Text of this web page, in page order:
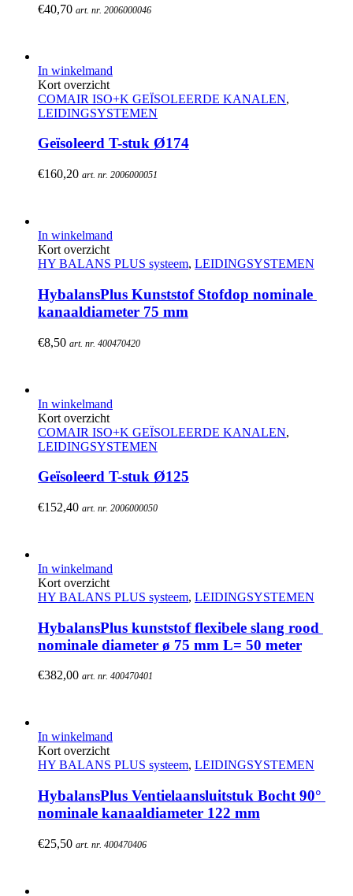
€40,70 art. nr. 2006000046
In winkelmand
Kort overzicht
COMAIR ISO+K GEÏSOLEERDE KANALEN,
LEIDINGSYSTEMEN
Geïsoleerd T-stuk Ø174
€160,20 art. nr. 2006000051
In winkelmand
Kort overzicht
HY BALANS PLUS systeem, LEIDINGSYSTEMEN
HybalansPlus Kunststof Stofdop nominale
kanaaldiameter 75 mm
€8,50 art. nr. 400470420
In winkelmand
Kort overzicht
COMAIR ISO+K GEÏSOLEERDE KANALEN,
LEIDINGSYSTEMEN
Geïsoleerd T-stuk Ø125
€152,40 art. nr. 2006000050
In winkelmand
Kort overzicht
HY BALANS PLUS systeem, LEIDINGSYSTEMEN
HybalansPlus kunststof flexibele slang rood
nominale diameter ø 75 mm L= 50 meter
€382,00 art. nr. 400470401
In winkelmand
Kort overzicht
HY BALANS PLUS systeem, LEIDINGSYSTEMEN
HybalansPlus Ventielaansluitstuk Bocht 90°
nominale kanaaldiameter 122 mm
€25,50 art. nr. 400470406